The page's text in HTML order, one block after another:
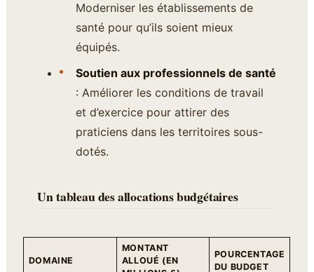
Moderniser les établissements de
santé pour qu’ils soient mieux
équipés.
Soutien aux professionnels de santé
: Améliorer les conditions de travail
et d’exercice pour attirer des
praticiens dans les territoires sous-
dotés.
Un tableau des allocations budgétaires
DOMAINE
MONTANT
ALLOUÉ (EN
POURCENTAGE
DU BUDGET